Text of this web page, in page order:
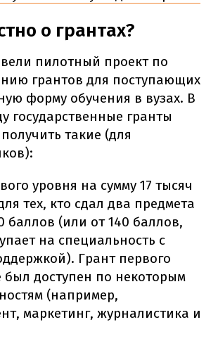
о грантах?
пилотный проект по
грантов для поступающих
форму обучения в вузах. В
государственные гранты
такие (для
уровня на сумму 17 тысяч
тех, кто сдал два предмета
баллов (или от 140 баллов,
на специальность с
Грант первого
был доступен по некоторым
(например,
маркетинг, журналистика и